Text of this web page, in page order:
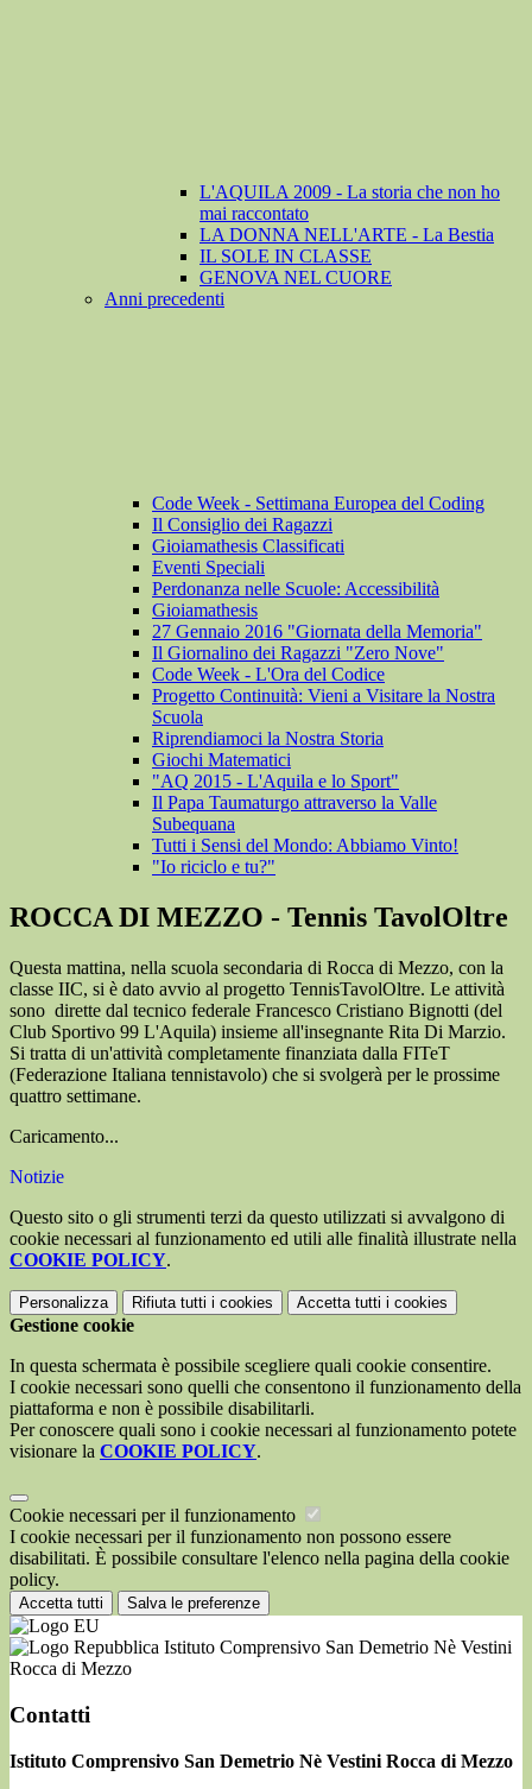
L'AQUILA 2009 - La storia che non ho
mai raccontato
LA DONNA NELL'ARTE - La Bestia
IL SOLE IN CLASSE
GENOVA NEL CUORE
Anni precedenti
Code Week - Settimana Europea del Coding
Il Consiglio dei Ragazzi
Gioiamathesis Classificati
Eventi Speciali
Perdonanza nelle Scuole: Accessibilità
Gioiamathesis
27 Gennaio 2016 "Giornata della Memoria"
Il Giornalino dei Ragazzi "Zero Nove"
Code Week - L'Ora del Codice
Progetto Continuità: Vieni a Visitare la Nostra
Scuola
Riprendiamoci la Nostra Storia
Giochi Matematici
"AQ 2015 - L'Aquila e lo Sport"
Il Papa Taumaturgo attraverso la Valle
Subequana
Tutti i Sensi del Mondo: Abbiamo Vinto!
"Io riciclo e tu?"
ROCCA DI MEZZO - Tennis TavolOltre
Questa mattina, nella scuola secondaria di Rocca di Mezzo, con la
classe IIC, si è dato avvio al progetto TennisTavolOltre. Le attività
sono dirette dal tecnico federale Francesco Cristiano Bignotti (del
Club Sportivo 99 L'Aquila) insieme all'insegnante Rita Di Marzio.
Si tratta di un'attività completamente finanziata dalla FITeT
(Federazione Italiana tennistavolo) che si svolgerà per le prossime
quattro settimane.
Caricamento...
Notizie
Questo sito o gli strumenti terzi da questo utilizzati si avvalgono di
cookie necessari al funzionamento ed utili alle finalità illustrate nella
COOKIE POLICY.
Personalizza Rifiuta tutti i cookies Accetta tutti i cookies
Gestione cookie
In questa schermata è possibile scegliere quali cookie consentire.
I cookie necessari sono quelli che consentono il funzionamento della
piattaforma e non è possibile disabilitarli.
Per conoscere quali sono i cookie necessari al funzionamento potete
visionare la COOKIE POLICY.
Cookie necessari per il funzionamento
I cookie necessari per il funzionamento non possono essere
disabilitati. È possibile consultare l'elenco nella pagina della cookie
policy.
Accetta tutti Salva le preferenze
Istituto Comprensivo San Demetrio Nè Vestini
Rocca di Mezzo
Contatti
Istituto Comprensivo San Demetrio Nè Vestini Rocca di Mezzo